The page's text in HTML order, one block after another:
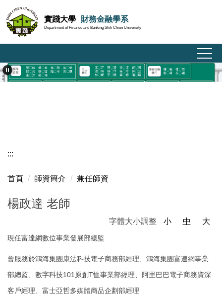
到
主
要
容
區
實踐大學 財務金融學系
Department of Finance and Banking Shih Chien University
:::
首頁 師資簡介 兼任師資
楊政達 老師
字體大小調整 小 中 大
現任富達網數位事業發展部總監
曾服務於鴻海集團康法科技電子商務部經理、鴻海集團富連網事業
部總監、數字科技101原創T恤事業部經理、阿里巴巴電子商務資深
客戶經理、富士亞哲多媒體商品企劃部經理